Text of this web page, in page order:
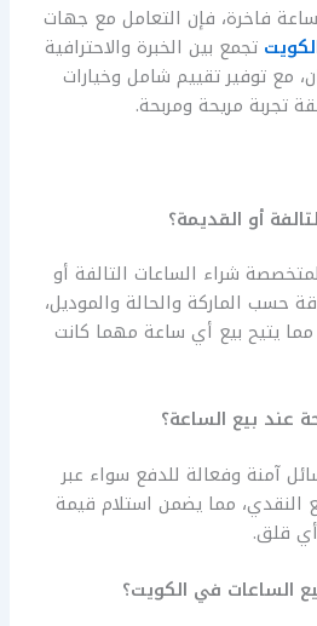
فاخرة، فإن التعامل مع جهات
تجمع بين الخبرة والاحترافية
مع توفير تقييم شامل وخيارات
تجربة مريحة ومربحة.
أو القديمة؟
شراء الساعات التالفة أو
حسب الماركة والحالة والموديل،
يتيح بيع أي ساعة مهما كانت
عند بيع الساعة؟
آمنة وفعالة للدفع سواء عبر
النقدي، مما يضمن استلام قيمة
قلق.
الساعات في الكويت؟